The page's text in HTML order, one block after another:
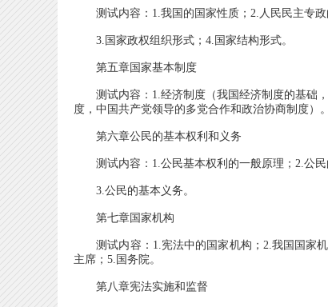
测试内容：1.我国的国家性质；2.人民民主专政
3.国家政权组织形式；4.国家结构形式。
第五章国家基本制度
测试内容：1.经济制度（我国经济制度的基础，
度，中国共产党领导的多党合作和政治协商制度）。
第六章公民的基本权利和义务
测试内容：1.公民基本权利的一般原理；2.公民
3.公民的基本义务。
第七章国家机构
测试内容：1.宪法中的国家机构；2.我国国家机
主席；5.国务院。
第八章宪法实施和监督